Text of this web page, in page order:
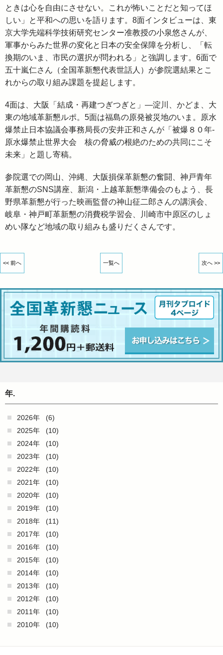
ときは心を自由にさせない。これが怖いことだと知ってほ
しい」と平和への思いを語ります。8面インタビューは、東
京大学先端科学技術研究センター准教授の小泉悠さんが、
軍事からみた世界の変化と日本の安全保障を分析し、「転
換期のいま、市民の選択が問われる」と強調します。6面で
五十嵐仁さん（全国革新懇代表世話人）が参院選結果とこ
れからの取り組み課題を提起します。
4面は、大阪「結成・再建つぎつぎと」―淀川、かどま、大
東の地域革新懇ルポ。5面は福島の原発被災地のいま。原水
爆禁止日本協議会事務局長の安井正和さんが「被爆８０年-
原水爆禁止世界大会 核の脅威の根絶のための共同にこそ
未来」と題し寄稿。
参院選での岡山、沖縄、大阪損保革新懇の奮闘、神戸青年
革新懇のSNS講座、新潟・上越革新懇準備会のもよう、長
野県革新懇が行った映画監督の神山征二郎さんの講演会、
岐阜・神戸町革新懇の消費税学習会、川崎市中原区のしょ
めい隊など地域の取り組みも盛りだくさんです。
<< 前へ 一覧へ 次へ >>
年.
2026年
(6)
2025年
(10)
2024年
(10)
2023年
(10)
2022年
(10)
2021年
(10)
2020年
(10)
2019年
(10)
2018年
(11)
2017年
(10)
2016年
(10)
2015年
(10)
2014年
(10)
2013年
(10)
2012年
(10)
2011年
(10)
2010年
(10)